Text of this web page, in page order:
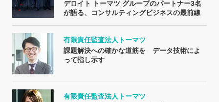
デロイト トーマツ グループのパートナー3名
が語る、コンサルティングビジネスの最前線
有限責任監査法人トーマツ
課題解決への確かな道筋を データ技術によ
って指し示す
有限責任監査法人トーマツ